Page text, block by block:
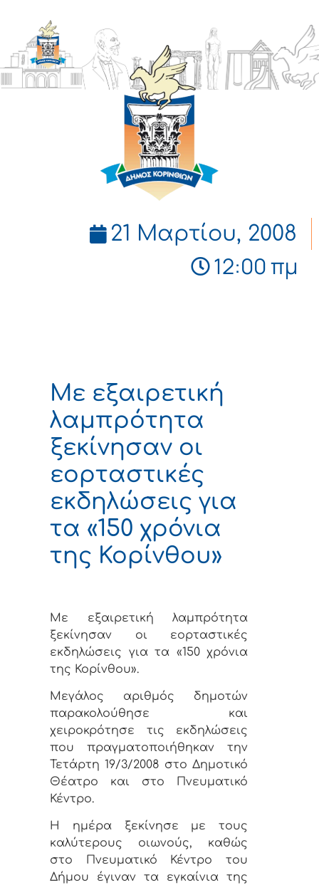
ΔΗΜΟΣ
ΚΟΡΙΝΘΙΩΝ
21 Μαρτίου, 2008
12:00 πμ
Με εξαιρετική
λαμπρότητα
ξεκίνησαν οι
εορταστικές
εκδηλώσεις για
τα «150 χρόνια
της Κορίνθου»
Με εξαιρετική λαμπρότητα
ξεκίνησαν οι εορταστικές
εκδηλώσεις για τα «150 χρόνια
της Κορίνθου».
Μεγάλος αριθμός δημοτών
παρακολούθησε και
χειροκρότησε τις εκδηλώσεις
που πραγματοποιήθηκαν την
Τετάρτη 19/3/2008 στο Δημοτικό
Θέατρο και στο Πνευματικό
Κέντρο.
Η ημέρα ξεκίνησε με τους
καλύτερους οιωνούς, καθώς
στο Πνευματικό Κέντρο του
Δήμου έγιναν τα εγκαίνια της